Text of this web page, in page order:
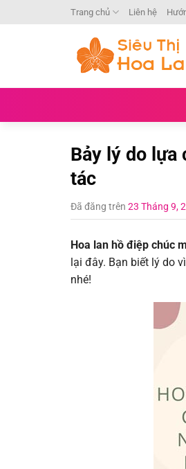
Trang chủ Liên hệ
Bảy lý do lựa
tác
Đã đăng trên 23 Tháng 9,
Hoa lan hồ điệp chúc
lại đây. Bạn biết lý do
nhé!